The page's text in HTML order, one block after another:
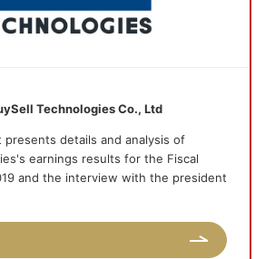
Technologies Co., Ltd
presents details and analysis of
earnings results for the Fiscal
and the interview with the president